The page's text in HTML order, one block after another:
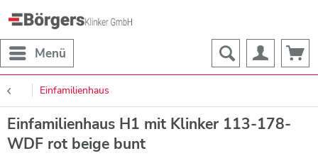
Menü
Einfamilienhaus
Einfamilienhaus H1 mit Klinker 113-178-
WDF rot beige bunt